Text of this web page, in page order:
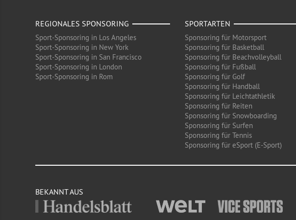
REGIONALES SPONSORING
Sport-Sponsoring in Los Angeles
Sport-Sponsoring in New York
Sport-Sponsoring in San Francisco
Sport-Sponsoring in London
Sport-Sponsoring in Rom
SPORTARTEN
Sponsoring für Motorsport
Sponsoring für Basketball
Sponsoring für Beachvolleyball
Sponsoring für Fußball
Sponsoring für Golf
Sponsoring für Handball
Sponsoring für Leichtathletik
Sponsoring für Reiten
Sponsoring für Snowboarding
Sponsoring für Surfen
Sponsoring für Tennis
Sponsoring für eSport (E-Sport)
BEKANNT AUS